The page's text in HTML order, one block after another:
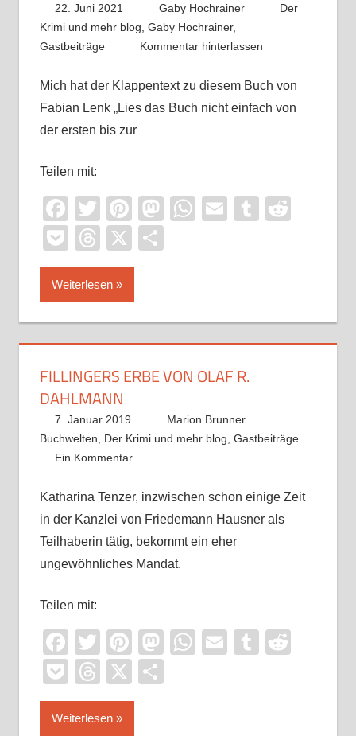
22. Juni 2021 Gaby Hochrainer
Der
Krimi und mehr blog Gaby Hochrainer,
Gastbeiträge
Kommentar hinterlassen
Mich hat der Klappentext zu diesem Buch von
Fabian Lenk „Lies das Buch nicht einfach von
der ersten bis zur
Teilen mit:
Facebook
TwitterPinterest
Mastodon
WhatsApp
EmailTumblr
PocketThreads
X
Weiterlesen
FILLINGERS ERBE VON OLAF R.
DAHLMANN
7. Januar 2019
Marion Brunner
Buchwelten, Der Krimi und mehr blog, Gastbeiträge
Ein Kommentar
Katharina Tenzer, inzwischen schon einige Zeit
in der Kanzlei von Friedemann Hausner als
Teilhaberin tätig, bekommt ein eher
ungewöhnliches Mandat.
Teilen mit:
Facebook
TwitterPinterest
Mastodon
WhatsApp
EmailTumblr
PocketThreads
X
Weiterlesen